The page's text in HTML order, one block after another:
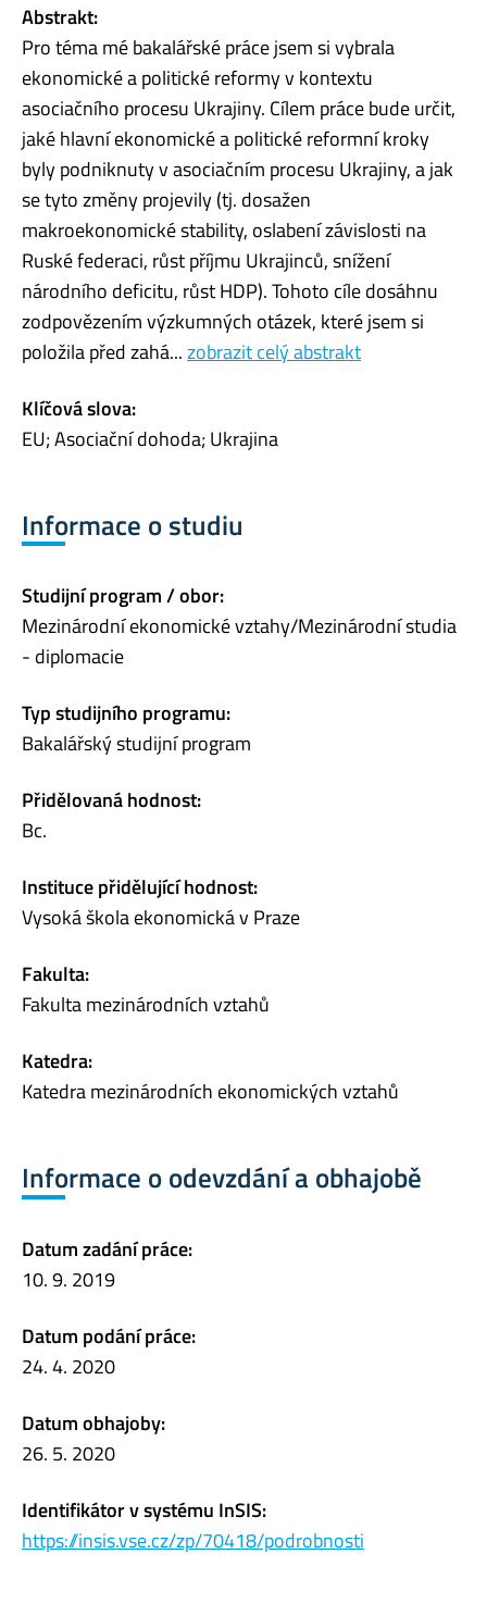
Abstrakt:
Pro téma mé bakalářské práce jsem si vybrala
ekonomické a politické reformy v kontextu
asociačního procesu Ukrajiny. Cílem práce bude určit,
jaké hlavní ekonomické a politické reformní kroky
byly podniknuty v asociačním procesu Ukrajiny, a jak
se tyto změny projevily (tj. dosažen
makroekonomické stability, oslabení závislosti na
Ruské federaci, růst příjmu Ukrajinců, snížení
národního deficitu, růst HDP). Tohoto cíle dosáhnu
zodpovězením výzkumných otázek, které jsem si
položila před zahá...zobrazit celý abstrakt
Klíčová slova:
EU; Asociační dohoda; Ukrajina
Informace o studiu
Studijní program / obor:
Mezinárodní ekonomické vztahy/Mezinárodní studia
- diplomacie
Typ studijního programu:
Bakalářský studijní program
Přidělovaná hodnost:
Bc.
Instituce přidělující hodnost:
Vysoká škola ekonomická v Praze
Fakulta:
Fakulta mezinárodních vztahů
Katedra:
Katedra mezinárodních ekonomických vztahů
Informace o odevzdání a obhajobě
Datum zadání práce:
10. 9. 2019
Datum podání práce:
24. 4. 2020
Datum obhajoby:
26. 5. 2020
Identifikátor v systému InSIS:
https://insis.vse.cz/zp/70418/podrobnosti